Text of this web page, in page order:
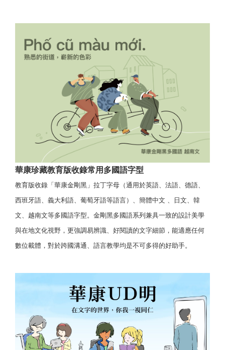
華康珍藏教育版收錄常用多國語字型
教育版收錄「華康金剛黑」拉丁字母（通用於英語、法語、德語、
西班牙語、義大利語、葡萄牙語等語言）、簡體中文 、日文、韓
文、越南文等多國語字型。金剛黑多國語系列兼具一致的設計美學
與在地文化視野，更強調易辨識、好閱讀的文字細節，能適應任何
數位載體，對於跨國溝通、語言教學均是不可多得的好助手。